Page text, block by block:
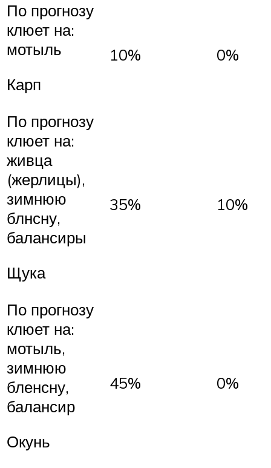
По прогнозу
клюет на:
мотыль
Карп
10% 0%
По прогнозу
клюет на:
живца
(жерлицы),
зимнюю
блнсну,
балансиры
Щука
35% 10%
По прогнозу
клюет на:
мотыль,
зимнюю
бленсну,
балансир
Окунь
45% 0%